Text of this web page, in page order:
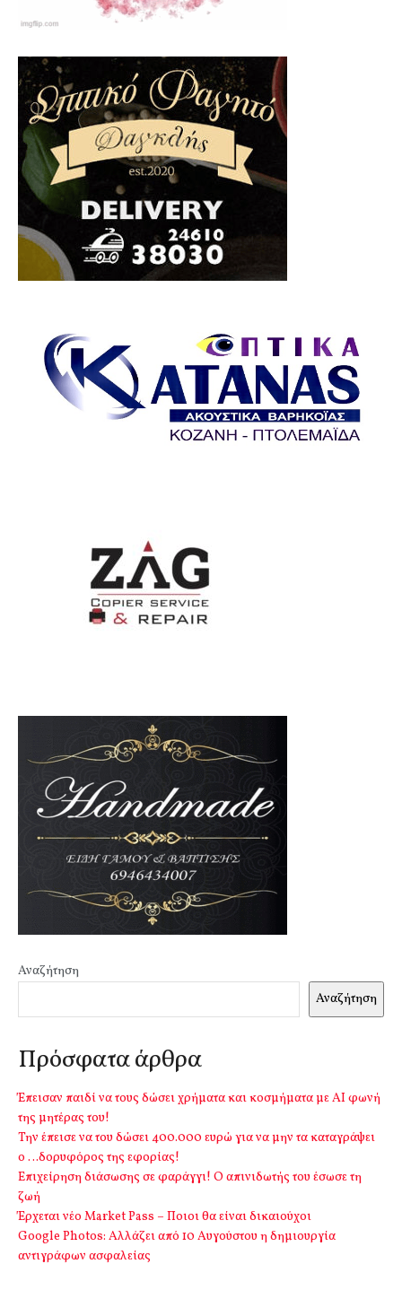
Αναζήτηση
Αναζήτηση
Πρόσφατα άρθρα
Έπεισαν παιδί να τους δώσει χρήματα και κοσμήματα με ΑΙ φωνή
της μητέρας του!
Την έπεισε να του δώσει 400.000 ευρώ για να μην τα καταγράψει
ο …δορυφόρος της εφορίας!
Επιχείρηση διάσωσης σε φαράγγι! Ο απινιδωτής του έσωσε τη
ζωή
Έρχεται νέο Market Pass – Ποιοι θα είναι δικαιούχοι
Google Photos: Αλλάζει από 10 Αυγούστου η δημιουργία
αντιγράφων ασφαλείας